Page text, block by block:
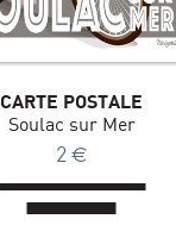
CARTE POSTALE
Soulac sur Mer
2 €